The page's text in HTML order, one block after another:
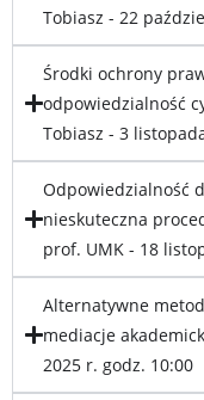
Tobiasz - 22
Środki ochrony
odpowiedzialność
Tobiasz - 3
Odpowiedzialność
nieskuteczna
prof. UMK - 18
Alternatywne
mediacje
2025 r. godz. 10:00